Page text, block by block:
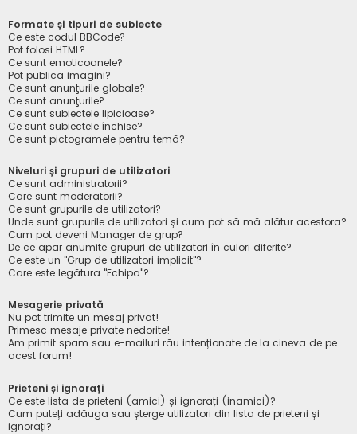
Formate și tipuri de subiecte
Ce este codul BBCode?
Pot folosi HTML?
Ce sunt emoticoanele?
Pot publica imagini?
Ce sunt anunţurile globale?
Ce sunt anunţurile?
Ce sunt subiectele lipicioase?
Ce sunt subiectele închise?
Ce sunt pictogramele pentru temă?
Niveluri și grupuri de utilizatori
Ce sunt administratorii?
Care sunt moderatorii?
Ce sunt grupurile de utilizatori?
Unde sunt grupurile de utilizatori și cum pot să mă alătur acestora?
Cum pot deveni Manager de grup?
De ce apar anumite grupuri de utilizatori în culori diferite?
Ce este un "Grup de utilizatori implicit"?
Care este legătura "Echipa"?
Mesagerie privată
Nu pot trimite un mesaj privat!
Primesc mesaje private nedorite!
Am primit spam sau e-mailuri rău intenționate de la cineva de pe
acest forum!
Prieteni și ignorați
Ce este lista de prieteni (amici) și ignorați (inamici)?
Cum puteți adăuga sau șterge utilizatori din lista de prieteni și
ignorați?